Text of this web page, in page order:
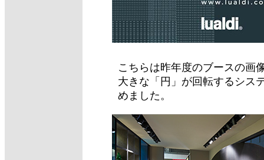
こちらは昨年度のブースの画
大きな「円」が回転するシス
めました。